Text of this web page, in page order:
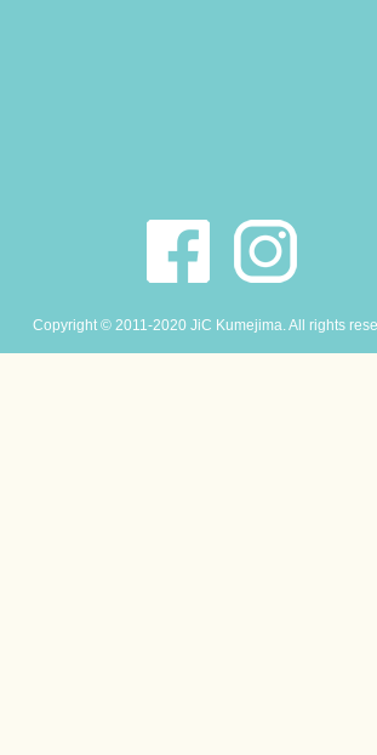
Copyright © 2011-2020 JiC Kumejima. All rights